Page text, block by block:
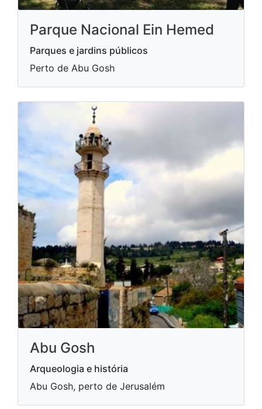
Parque Nacional Ein Hemed
Parques e jardins públicos
Perto de Abu Gosh
Abu Gosh
Arqueologia e história
Abu Gosh, perto de Jerusalém